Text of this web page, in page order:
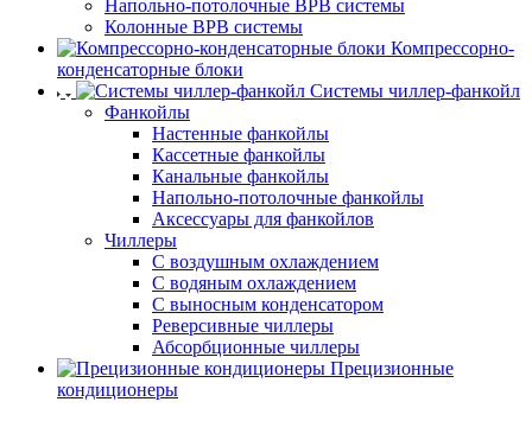
Напольно-потолочные ВРВ системы
Колонные ВРВ системы
Компрессорно-
конденсаторные блоки
Системы чиллер-фанкойл
Фанкойлы
Настенные фанкойлы
Кассетные фанкойлы
Канальные фанкойлы
Напольно-потолочные фанкойлы
Аксессуары для фанкойлов
Чиллеры
С воздушным охлаждением
С водяным охлаждением
С выносным конденсатором
Реверсивные чиллеры
Абсорбционные чиллеры
Прецизионные
кондиционеры